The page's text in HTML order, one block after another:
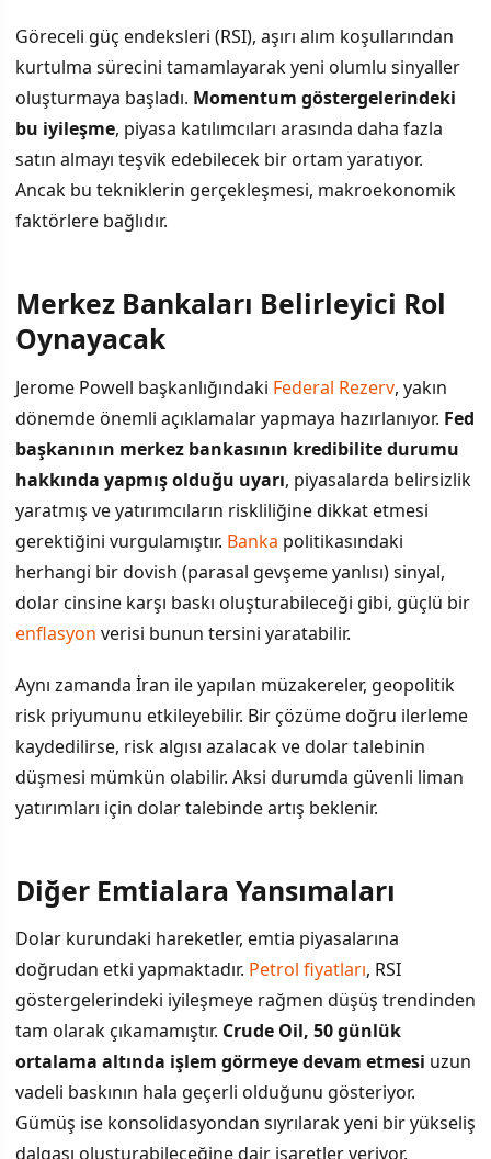
Göreceli güç endeksleri (RSI), aşırı alım koşullarından
kurtulma sürecini tamamlayarak yeni olumlu sinyaller
oluşturmaya başladı. Momentum göstergelerindeki
bu iyileşme, piyasa katılımcıları arasında daha fazla
satın almayı teşvik edebilecek bir ortam yaratıyor.
Ancak bu tekniklerin gerçekleşmesi, makroekonomik
faktörlere bağlıdır.
Merkez Bankaları Belirleyici Rol
Oynayacak
Jerome Powell başkanlığındaki Federal Rezerv, yakın
dönemde önemli açıklamalar yapmaya hazırlanıyor. Fed
başkanının merkez bankasının kredibilite durumu
hakkında yapmış olduğu uyarı, piyasalarda belirsizlik
yaratmış ve yatırımcıların riskliliğine dikkat etmesi
gerektiğini vurgulamıştır. Banka politikasındaki
herhangi bir dovish (parasal gevşeme yanlısı) sinyal,
dolar cinsine karşı baskı oluşturabileceği gibi, güçlü bir
enflasyon verisi bunun tersini yaratabilir.
Aynı zamanda İran ile yapılan müzakereler, geopolitik
risk priyumunu etkileyebilir. Bir çözüme doğru ilerleme
kaydedilirse, risk algısı azalacak ve dolar talebinin
düşmesi mümkün olabilir. Aksi durumda güvenli liman
yatırımları için dolar talebinde artış beklenir.
Diğer Emtialara Yansımaları
Dolar kurundaki hareketler, emtia piyasalarına
doğrudan etki yapmaktadır. Petrol fiyatları, RSI
göstergelerindeki iyileşmeye rağmen düşüş trendinden
tam olarak çıkamamıştır. Crude Oil, 50 günlük
ortalama altında işlem görmeye devam etmesi uzun
vadeli baskının hala geçerli olduğunu gösteriyor.
Gümüş ise konsolidasyondan sıyrılarak yeni bir yükseliş
dalgası oluşturabileceğine dair işaretler veriyor.